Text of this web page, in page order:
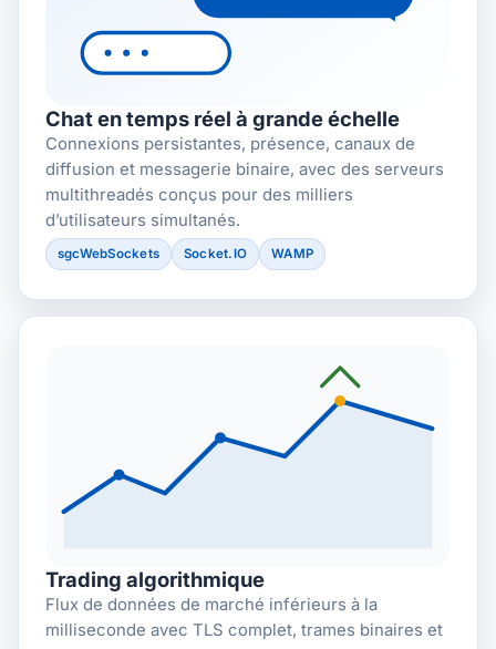
Chat en temps réel à grande échelle
Connexions persistantes, présence, canaux de
diffusion et messagerie binaire, avec des serveurs
multithreadés conçus pour des milliers
d’utilisateurs simultanés.
sgcWebSockets Socket.IO WAMP
Trading algorithmique
Flux de données de marché inférieurs à la
milliseconde avec TLS complet, trames binaires et